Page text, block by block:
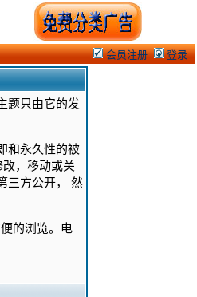
会员注册 登录
题只由它的发
和永久性的被
，移动或关
三方公开， 然
的浏览。电